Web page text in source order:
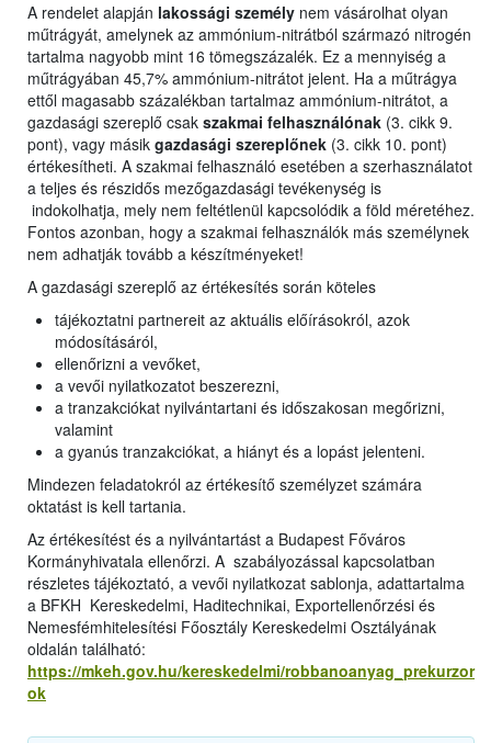
A rendelet alapján lakossági személy nem vásárolhat olyan
műtrágyát, amelynek az ammónium-nitrátból származó nitrogén
tartalma nagyobb mint 16 tömegszázalék. Ez a mennyiség a
műtrágyában 45,7% ammónium-nitrátot jelent. Ha a műtrágya
ettől magasabb százalékban tartalmaz ammónium-nitrátot, a
gazdasági szereplő csak szakmai felhasználónak (3. cikk 9.
pont), vagy másik gazdasági szereplőnek (3. cikk 10. pont)
értékesítheti. A szakmai felhasználó esetében a szerhasználatot
a teljes és részidős mezőgazdasági tevékenység is
indokolhatja, mely nem feltétlenül kapcsolódik a föld méretéhez.
Fontos azonban, hogy a szakmai felhasználók más személynek
nem adhatják tovább a készítményeket!
A gazdasági szereplő az értékesítés során köteles
tájékoztatni partnereit az aktuális előírásokról, azok
módosításáról,
ellenőrizni a vevőket,
a vevői nyilatkozatot beszerezni,
a tranzakciókat nyilvántartani és időszakosan megőrizni,
valamint
a gyanús tranzakciókat, a hiányt és a lopást jelenteni.
Mindezen feladatokról az értékesítő személyzet számára
oktatást is kell tartania.
Az értékesítést és a nyilvántartást a Budapest Főváros
Kormányhivatala ellenőrzi. A szabályozással kapcsolatban
részletes tájékoztató, a vevői nyilatkozat sablonja, adattartalma
a BFKH Kereskedelmi, Haditechnikai, Exportellenőrzési és
Nemesfémhitelesítési Főosztály Kereskedelmi Osztályának
oldalán található:
https://mkeh.gov.hu/kereskedelmi/robbanoanyag_prekurzor
ok